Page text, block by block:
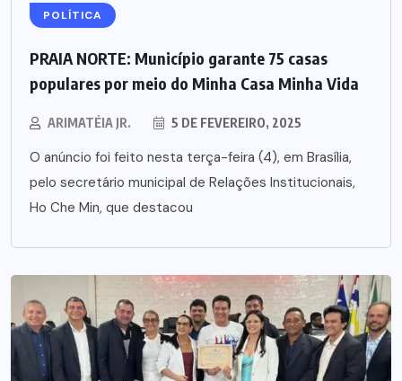
POLÍTICA
PRAIA NORTE: Município garante 75 casas
populares por meio do Minha Casa Minha Vida
ARIMATÉIA JR. 5 DE FEVEREIRO, 2025
O anúncio foi feito nesta terça-feira (4), em Brasília,
pelo secretário municipal de Relações Institucionais,
Ho Che Min, que destacou